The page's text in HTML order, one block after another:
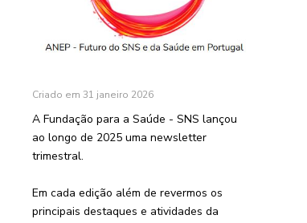
Criado em 31 janeiro 2026
A Fundação para a Saúde - SNS lançou
ao longo de 2025 uma newsletter
trimestral.
Em cada edição além de revermos os
principais destaques e atividades da